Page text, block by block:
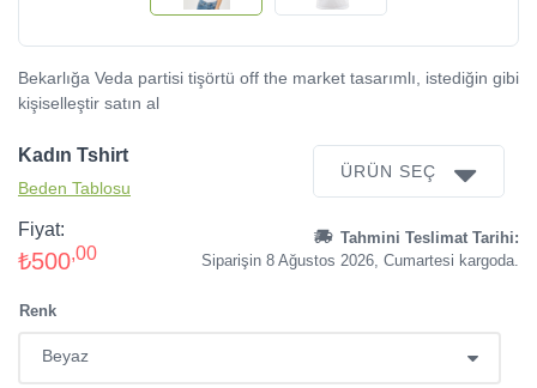
Bekarlığa Veda partisi tişörtü off the market tasarımlı, istediğin gibi
kişiselleştir satın al
Kadın Tshirt
Beden Tablosu
ÜRÜN SEÇ
Fiyat:
₺500,00
Tahmini Teslimat Tarihi:
Siparişin 8 Ağustos 2026, Cumartesi kargoda.
Renk